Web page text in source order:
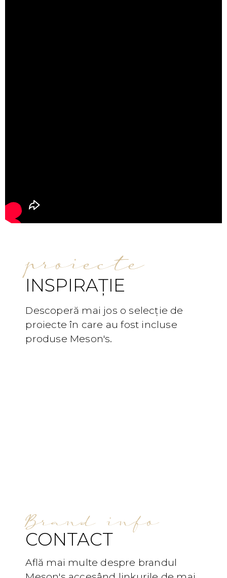
proiecte
INSPIRAȚIE
Descoperă mai jos o selecție de
proiecte în care au fost incluse
produse Meson's.
Brand info
CONTACT
Află mai multe despre brandul